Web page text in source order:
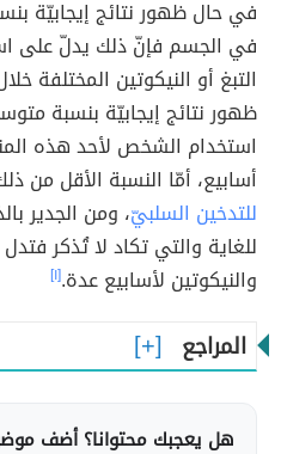
في حال ظهور نتائج إيجابيّة
في الجسم فإنّ ذلك يدلّ على
التبغ أو النيكوتين المختلفة
ظهور نتائج إيجابيّة بنسبة
أسابيع، أمّا النسبة الأقل من
للتدخين السلبيّ، ومن الجدير
للغاية والتي تكاد لا تُذكر
والنيكوتين لأسابيع عدة.[١]
المراجع
هل يعجبك محتوانا؟ أضف